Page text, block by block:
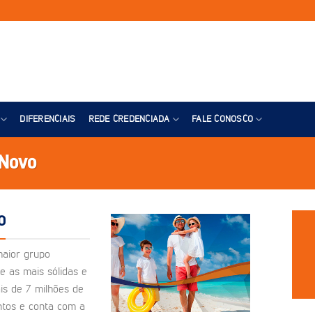
DIFERENCIAIS REDE CREDENCIADA FALE CONOSCO
grupo
as mais sólidas e
de 7 milhões de
e conta com a